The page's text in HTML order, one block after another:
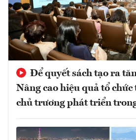
Để quyết sách tạo ra
Nâng cao hiệu quả tổ chức
chủ trương phát triển